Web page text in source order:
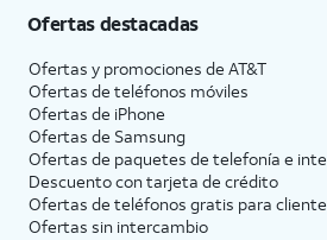
Ofertas destacadas
Ofertas y promociones de AT&T
Ofertas de teléfonos móviles
Ofertas de iPhone
Ofertas de Samsung
Ofertas de paquetes de telefonía e
Descuento con tarjeta de crédito
Ofertas de teléfonos gratis para
Ofertas sin intercambio